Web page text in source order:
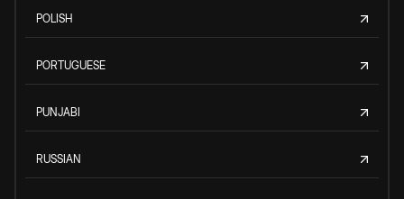
POLISH
PORTUGUESE
PUNJABI
RUSSIAN